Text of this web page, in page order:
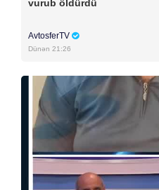
vurub öldürdü
AvtosferTV
Dünən 21:26